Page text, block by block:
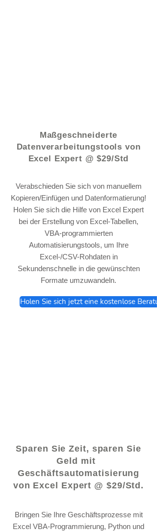
Maßgeschneiderte
Datenverarbeitungstools von
Excel Expert @ $29/Std
Verabschieden Sie sich von manuellem
Kopieren/Einfügen und Datenformatierung!
Holen Sie sich die Hilfe von Excel Expert
bei der Erstellung von Excel-Tabellen,
VBA-programmierten
Automatisierungstools, um Ihre
Excel-/CSV-Rohdaten in
Sekundenschnelle in die gewünschten
Formate umzuwandeln.
Holen Sie sich jetzt eine kostenlose
Sparen Sie Zeit, sparen Sie
Geld mit
Geschäftsautomatisierung
von Excel Expert @ $29/Std.
Bringen Sie Ihre Geschäftsprozesse mit
Excel VBA-Programmierung, Python und